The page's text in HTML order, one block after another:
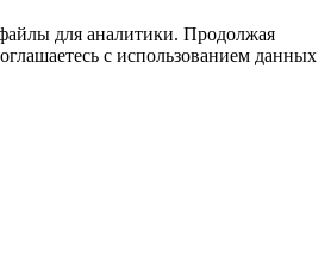
для аналитики. Продолжая
с использованием данных